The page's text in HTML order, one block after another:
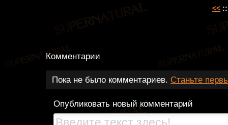
<< ::
Комментарии
Пока не было комментариев. Станьте
Опубликовать новый комментарий